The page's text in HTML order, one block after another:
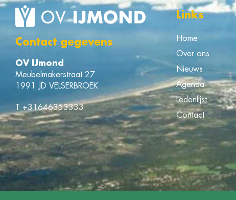
Contact gegevens
OV IJmond
Meubelmakerstraat 27
1991 JD VELSERBROEK
T +31646353333
Links
Home
Over ons
Nieuws
Agenda
Ledenlijst
Contact